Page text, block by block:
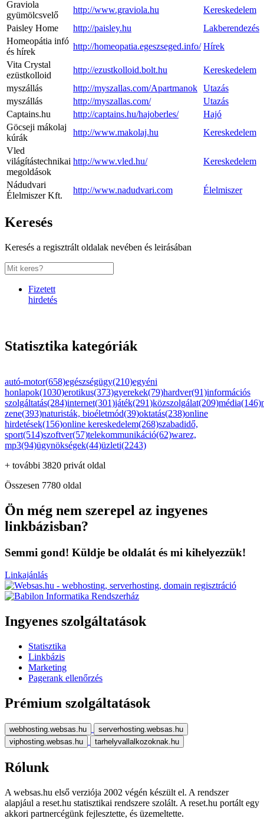
Graviola
gyümölcsvelő
http://www.graviola.hu
Kereskedelem
Paisley Home
http://paisley.hu
Lakberendezés
Homeopátia infó
és hírek
http://homeopatia.egeszseged.info/ Hírek
Vita Crystal
ezüstkolloid
http://ezustkolloid.bolt.hu
Kereskedelem
myszállás
http://myszallas.com/Apartmanok Utazás
myszállás
http://myszallas.com/
Utazás
Captains.hu
http://captains.hu/hajoberles/
Hajó
Göcseji mákolaj
kúrák
http://www.makolaj.hu
Kereskedelem
Vled
világítástechnikai
megoldások
http://www.vled.hu/ Kereskedelem
Nádudvari
Élelmiszer Kft.
http://www.nadudvari.com Élelmiszer
Keresés
Keresés a regisztrált oldalak nevében és leirásában
Fizetett
hirdetés
Statisztika kategóriák
autó-motor(658)egészségügy(210)egyéni
honlapok(1030)erotikus(373)gyerekek(79)hardver(91)információs
szolgáltatás(284)internet(301)játék(291)közszolgálat(209)média(146)
zene(393)naturisták, bioéletmód(39)oktatás(238)online
hirdetések(156)online kereskedelem(268)szabadidő,
sport(514)szoftver(57)telekommunikáció(62)warez,
mp3(94)ügynökségek(44)üzleti(2243)
+ további 3820 privát oldal
Összesen 7780 oldal
Ön még nem szerepel az ingyenes
linkbázisban?
Semmi gond! Küldje be oldalát és mi kihelyezzük!
Linkajánlás
Ingyenes szolgáltatások
Statisztika
Linkbázis
Marketing
Pagerank ellenőrzés
Prémium szolgáltatások
webhosting.websas.hu
serverhosting.websas.hu
viphosting.websas.hu
tarhelyvallalkozoknak.hu
Rólunk
A websas.hu első verziója 2002 végén készült el. A rendszer
alapjául a reset.hu statisztikai rendszere szolált. A reset.hu portált egy
akkori partnercégünk fejlesztette, és üzemeltette.